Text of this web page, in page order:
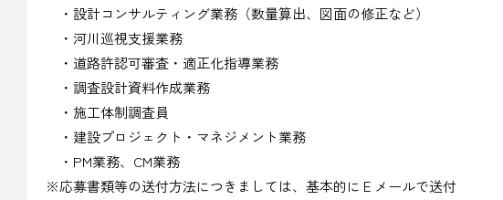
・設計コンサルティング業務（数量算出、図面の修正など）
・河川巡視支援業務
・道路許認可審査・適正化指導業務
・調査設計資料作成業務
・施工体制調査員
・建設プロジェクト・マネジメント業務
・PM業務、CM業務
※応募書類等の送付方法につきましては、基本的にＥメールで送付